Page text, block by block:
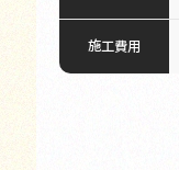
施工費用